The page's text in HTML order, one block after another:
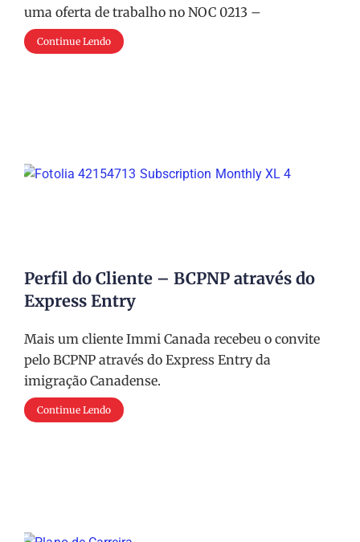
uma oferta de trabalho no NOC 0213 –
Continue Lendo
Perfil do Cliente – BCPNP através do
Express Entry
Mais um cliente Immi Canada recebeu o convite
pelo BCPNP através do Express Entry da
imigração Canadense.
Continue Lendo